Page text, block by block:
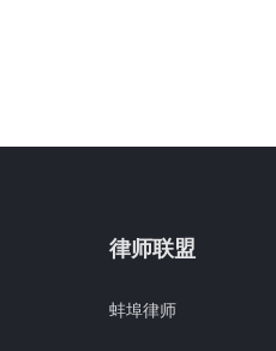
律师联盟
蚌埠律师